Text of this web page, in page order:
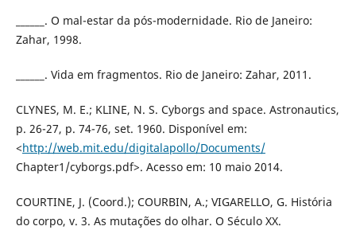
______. O mal-estar da pós-modernidade. Rio de Janeiro:
Zahar, 1998.
______. Vida em fragmentos. Rio de Janeiro: Zahar, 2011.
CLYNES, M. E.; KLINE, N. S. Cyborgs and space. Astronautics,
p. 26-27, p. 74-76, set. 1960. Disponível em:
<http://web.mit.edu/digitalapollo/Documents/
Chapter1/cyborgs.pdf>. Acesso em: 10 maio 2014.
COURTINE, J. (Coord.); COURBIN, A.; VIGARELLO, G. História
do corpo, v. 3. As mutações do olhar. O Século XX.